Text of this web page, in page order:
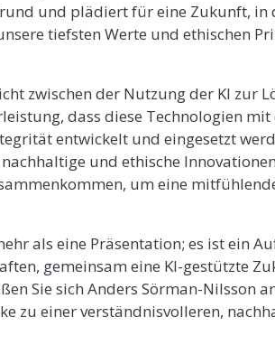
und plädiert für eine Zukunft, in
tiefsten Werte und ethischen
zwischen der Nutzung der KI zur
dass diese Technologien mit
entwickelt und eingesetzt
und ethische
um eine
als eine Präsentation; es ist ein
gemeinsam eine KI-gestützte
Sie sich Anders Sörman-Nilsson
zu einer verständnisvolleren,